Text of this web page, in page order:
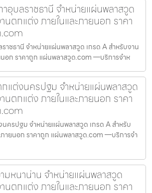
อุบลราชธานี จำหน่ายแผ่นพลาสวูด
นตกแต่ง ภายในและภายนอก ราคา
าชธานี จำหน่ายแผ่นพลาสวูด เกรด A สำหรับงาน
นอก ราคาถูก แผ่นพลาสวูด.com —บริการจำห
แต่งนครปฐม จำหน่ายแผ่นพลาสวูด
นตกแต่ง ภายในและภายนอก ราคา
ครปฐม จำหน่ายแผ่นพลาสวูด เกรด A สำหรับ
ายนอก ราคาถูก แผ่นพลาสวูด.com —บริการจำ
มหนาน่าน จำหน่ายแผ่นพลาสวูด
นตกแต่ง ภายในและภายนอก ราคา